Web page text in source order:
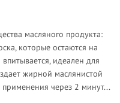
масляного продукта:
которые остаются на
идеален для
жирной маслянистой
применения через 2 минут...